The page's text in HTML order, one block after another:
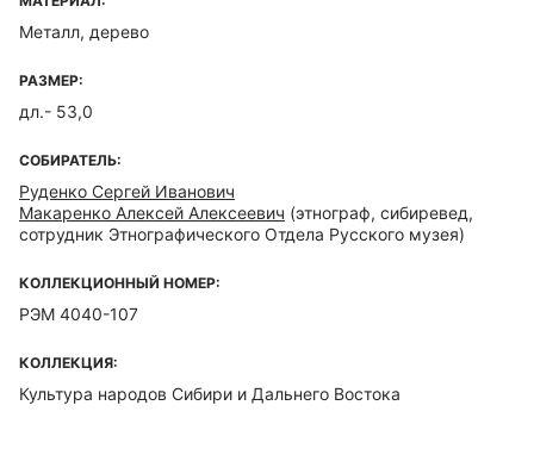
Металл, дерево
РАЗМЕР:
дл.- 53,0
СОБИРАТЕЛЬ:
Руденко Сергей Иванович
Макаренко Алексей Алексеевич (этнограф, сибиревед,
сотрудник Этнографического Отдела Русского музея)
КОЛЛЕКЦИОННЫЙ НОМЕР:
РЭМ 4040-107
КОЛЛЕКЦИЯ:
Культура народов Сибири и Дальнего Востока